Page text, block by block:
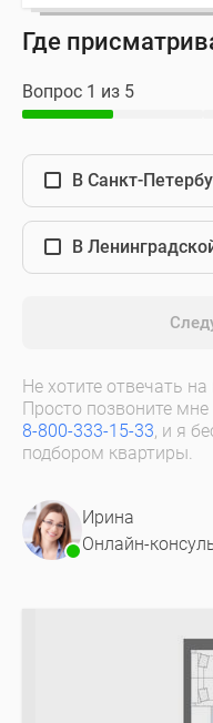
Где
Вопрос 1 из 5
В Санкт-
В
Не хотите отвечать
Просто позвоните
8-800-333-15-33, и я
подбором квартиры.
Ирина
Онлайн-